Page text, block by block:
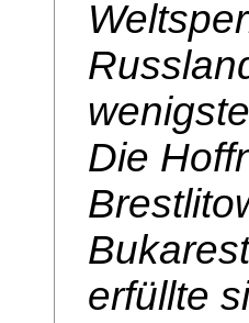
Die
erfüllte